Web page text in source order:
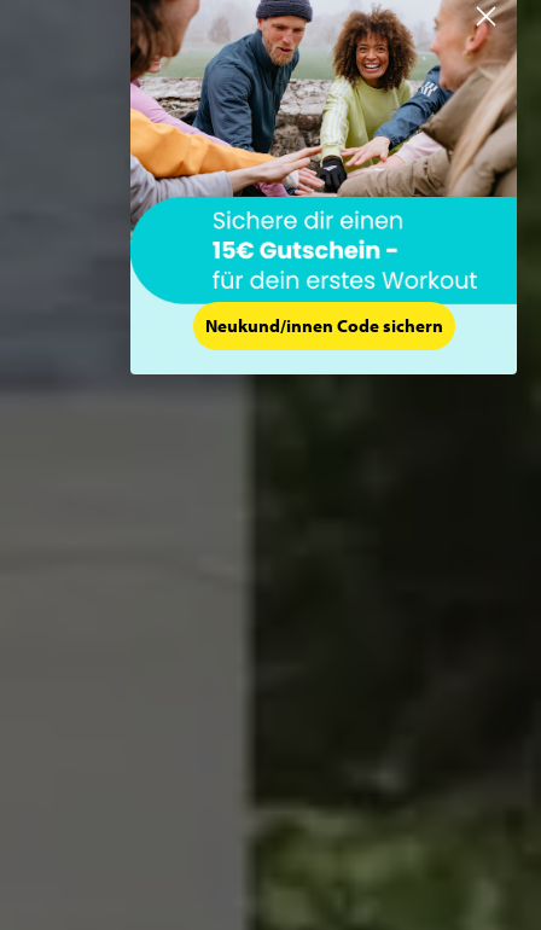
Neukund/innen Code sichern